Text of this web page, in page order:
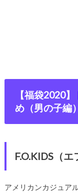
【福袋2020
め（男の子編）
F.O.KIDS（エ
アメリカンカジュア